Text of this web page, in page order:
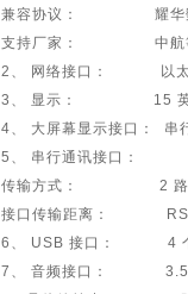
兼容协议： 耀华数
支持厂家： 中航等支
2、 网络接口： 以太网
3、 显示： 15 英寸
4、 大屏幕显示接口： 串
5、 串行通讯接口：
传输方式： 2 路
接口传输距离：
6、 USB 接口： 4 个
7、 音频接口：